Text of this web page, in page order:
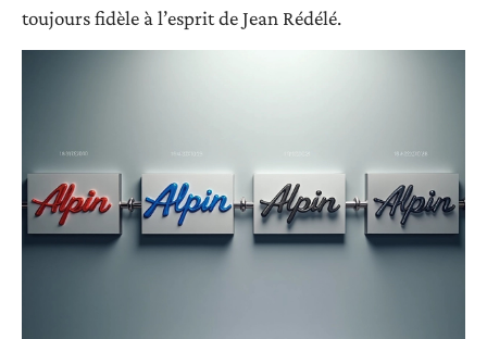
toujours fidèle à l’esprit de Jean Rédélé.